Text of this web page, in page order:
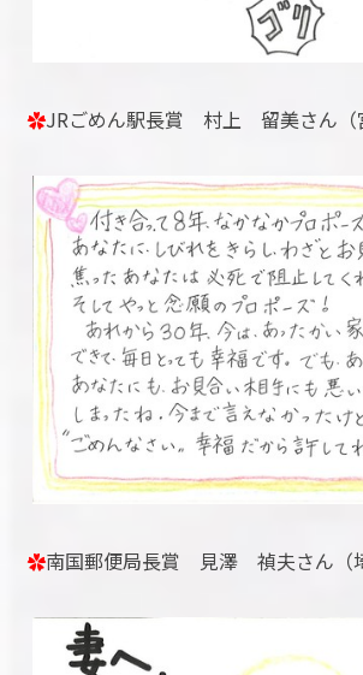
✿JRごめん駅長賞 村上 留美さん（
✿南国郵便局長賞 見澤 禎夫さん（